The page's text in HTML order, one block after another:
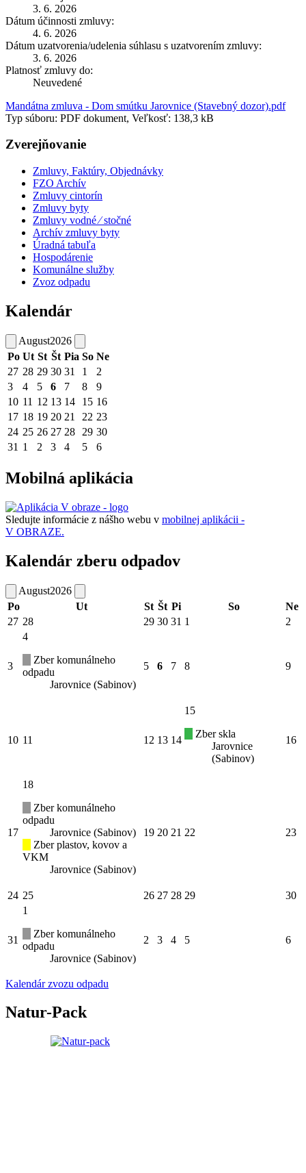
3. 6. 2026
Dátum účinnosti zmluvy:
4. 6. 2026
Dátum uzatvorenia/udelenia súhlasu s uzatvorením zmluvy:
3. 6. 2026
Platnosť zmluvy do:
Neuvedené
Mandátna zmluva - Dom smútku Jarovnice (Stavebný dozor).pdf
Typ súboru: PDF dokument, Veľkosť: 138,3 kB
Zverejňovanie
Zmluvy, Faktúry, Objednávky
FZO Archív
Zmluvy cintorín
Zmluvy byty
Zmluvy vodné ⁄ stočné
Archív zmluvy byty
Úradná tabuľa
Hospodárenie
Komunálne služby
Zvoz odpadu
Kalendár
August2026
Po Ut St Št Pia So Ne
27 28 29 30 31 1
2
3
4 5 6 7 8
9
10 11 12 13 14 15 16
17 18 19 20 21 22 23
24 25 26 27 28 29 30
31 1 2 3 4 5 6
Mobilná aplikácia
Sledujte informácie z nášho webu v mobilnej aplikácii -
V OBRAZE.
Kalendár zberu odpadov
August2026
Po
Ut St Št Pi So
Ne
27 28 29 30 31 1 2
3
4
Zber komunálneho
odpadu
Jarovnice (Sabinov)
5 6 7 8 9
10 11 12 13 14
15
Zber skla
Jarovnice
(Sabinov)
16
17
18
Zber komunálneho
odpadu
Jarovnice (Sabinov)
Zber plastov, kovov a
VKM
Jarovnice (Sabinov)
19 20 21 22 23
24 25 26 27 28 29 30
31
1
Zber komunálneho
odpadu
Jarovnice (Sabinov)
2 3 4 5 6
Kalendár zvozu odpadu
Natur-Pack